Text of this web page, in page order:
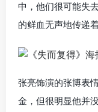
中，他们很可能失
的鲜血无声地传递
张亮饰演的张博表
金，但很明显他并